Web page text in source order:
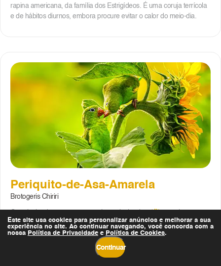
rapina americana, da família dos Estrigídeos. É uma coruja terrícola
e de hábitos diurnos, embora procure evitar o calor do meio-dia.
Periquito-de-Asa-Amarela
Brotogeris Chiriri
periquito-estrela ou Maritaca é uma espécie de ave da família dos
psitacídeos. Pode ser encontrada na Bolívia, Paraguai, Brasil e norte
Este site usa cookies para personalizar anúncios e melhorar a sua
experiência no site. Ao continuar navegando, você concorda com a
nossa Política de Privacidade e Política de Cookies.
Continuar
Invista no Eurogarden